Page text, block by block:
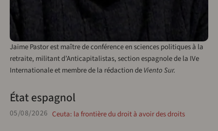
Jaime Pastor est maître de conférence en sciences politiques à la
retraite, militant d’Anticapitalistas, section espagnole de la IVe
Internationale et membre de la rédaction deViento Sur.
État espagnol
05/08/2026 Ceuta: la frontière du droit à avoir des droits